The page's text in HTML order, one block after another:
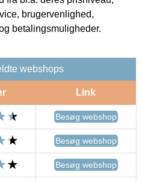
brugervenlighed,
betalingsmuligheder.
webshops
Link
Besøg webshop
Besøg webshop
Besøg webshop